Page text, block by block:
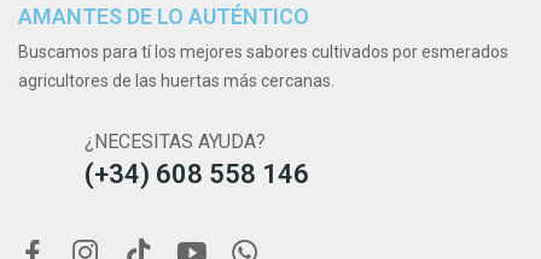
AMANTES DE LO AUTÉNTICO
Buscamos para tí los mejores sabores cultivados por esmerados
agricultores de las huertas más cercanas.
¿NECESITAS AYUDA?
(+34) 608 558 146